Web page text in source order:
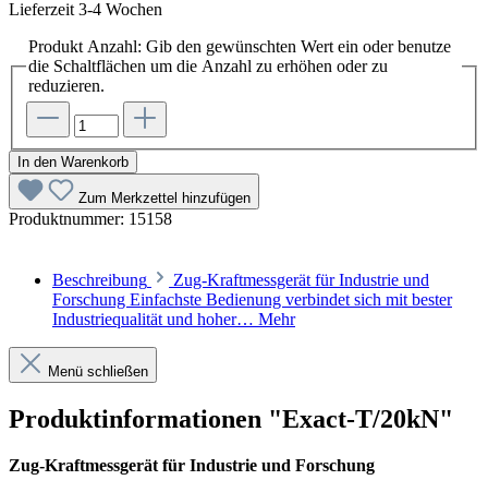
Lieferzeit 3-4 Wochen
Produkt Anzahl: Gib den gewünschten Wert ein oder benutze
die Schaltflächen um die Anzahl zu erhöhen oder zu
reduzieren.
In den Warenkorb
Zum Merkzettel hinzufügen
Produktnummer: 15158
Beschreibung
Zug-Kraftmessgerät für Industrie und
Forschung Einfachste Bedienung verbindet sich mit bester
Industriequalität und hoher… Mehr
Menü schließen
Produktinformationen "Exact-T/20kN"
Zug-Kraftmessgerät für Industrie und Forschung